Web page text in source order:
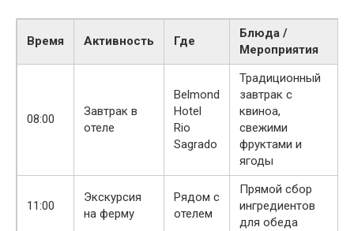
Время Активность Где
Блюда /
Мероприятия
08:00
Завтрак в
отеле
Belmond
Hotel
Rio
Sagrado
Традиционный
завтрак с
квиноа,
свежими
фруктами и
ягоды
11:00
Экскурсия
на ферму
Рядом с
отелем
Прямой сбор
ингредиентов
для обеда